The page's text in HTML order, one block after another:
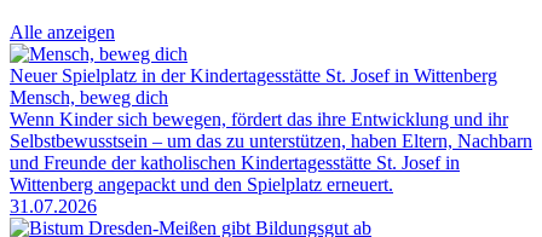
Alle anzeigen
Neuer Spielplatz in der Kindertagesstätte St. Josef in Wittenberg
Mensch, beweg dich
Wenn Kinder sich bewegen, fördert das ihre Entwicklung und ihr
Selbstbewusstsein – um das zu unterstützen, haben Eltern, Nachbarn
und Freunde der katholischen Kindertagesstätte St. Josef in
Wittenberg angepackt und den Spielplatz erneuert.
31.07.2026